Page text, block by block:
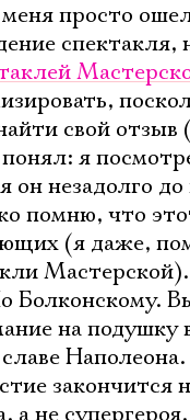
просто
спектакля,
свой отзыв
я
он незадолго
помню, что
(я даже,
Болконскому.
на подушку